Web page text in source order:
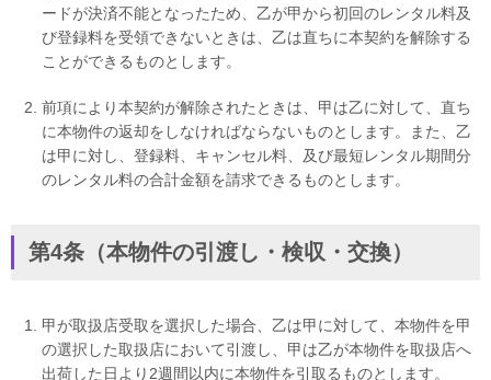
ードが決済不能となったため、乙が甲から初回のレンタル料及
び登録料を受領できないときは、乙は直ちに本契約を解除する
ことができるものとします。
前項により本契約が解除されたときは、甲は乙に対して、直ち
に本物件の返却をしなければならないものとします。また、乙
は甲に対し、登録料、キャンセル料、及び最短レンタル期間分
のレンタル料の合計金額を請求できるものとします。
第4条（本物件の引渡し・検収・交換）
甲が取扱店受取を選択した場合、乙は甲に対して、本物件を甲
の選択した取扱店において引渡し、甲は乙が本物件を取扱店へ
出荷した日より2週間以内に本物件を引取るものとします。